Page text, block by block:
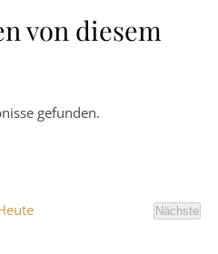
von diesem
gefunden.
Nächste